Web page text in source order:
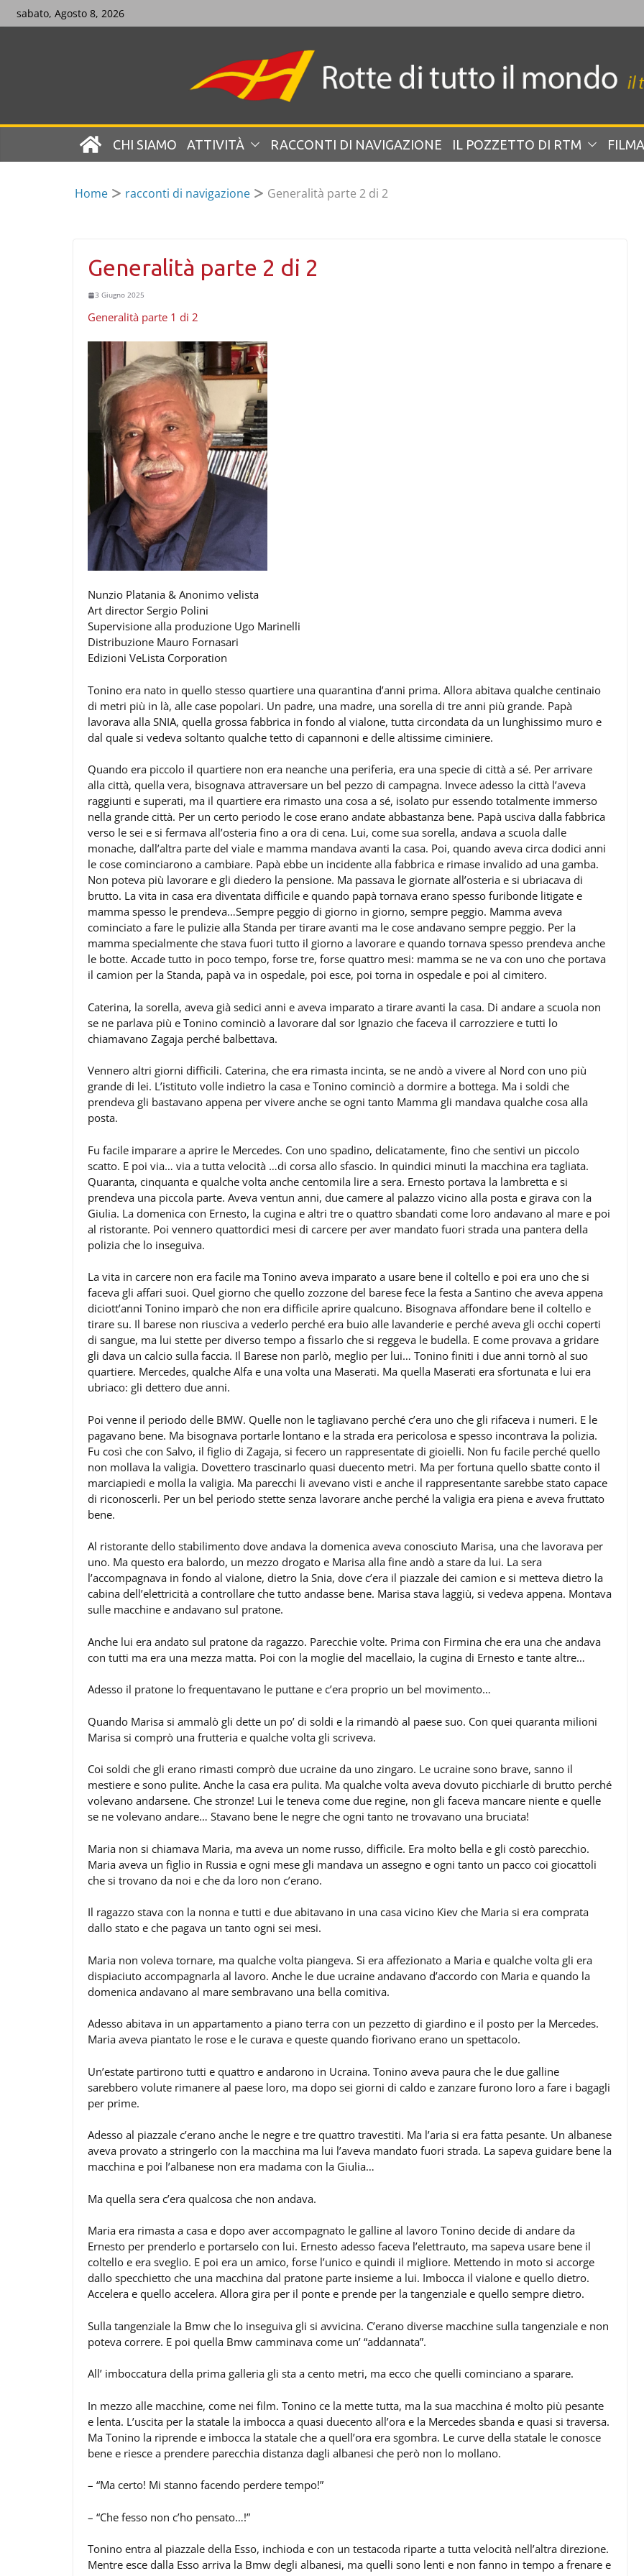
to
sabato, Agosto 8, 2026
CHI SIAMO ATTIVITÀ RACCONTI DI NAVIGAZIONE IL POZZETTO DI RTM
Home racconti di navigazione Generalità parte 2 di 2
Generalità parte 2 di 2
3 Giugno 2025
Generalità parte 1 di 2
Nunzio Platania & Anonimo velista
Art director Sergio Polini
Supervisione alla produzione Ugo Marinelli
Distribuzione Mauro Fornasari
Edizioni VeLista Corporation
Tonino era nato in quello stesso quartiere una quarantina d’anni prima. Allora abitava qualche centinaio
di metri più in là, alle case popolari. Un padre, una madre, una sorella di tre anni più grande. Papà
lavorava alla SNIA, quella grossa fabbrica in fondo al vialone, tutta circondata da un lunghissimo muro e
dal quale si vedeva soltanto qualche tetto di capannoni e delle altissime ciminiere.
Quando era piccolo il quartiere non era neanche una periferia, era una specie di città a sé. Per arrivare
alla città, quella vera, bisognava attraversare un bel pezzo di campagna. Invece adesso la città l’aveva
raggiunti e superati, ma il quartiere era rimasto una cosa a sé, isolato pur essendo totalmente immerso
nella grande città. Per un certo periodo le cose erano andate abbastanza bene. Papà usciva dalla fabbrica
verso le sei e si fermava all’osteria fino a ora di cena. Lui, come sua sorella, andava a scuola dalle
monache, dall’altra parte del viale e mamma mandava avanti la casa. Poi, quando aveva circa dodici anni
le cose cominciarono a cambiare. Papà ebbe un incidente alla fabbrica e rimase invalido ad una gamba.
Non poteva più lavorare e gli diedero la pensione. Ma passava le giornate all’osteria e si ubriacava di
brutto. La vita in casa era diventata difficile e quando papà tornava erano spesso furibonde litigate e
mamma spesso le prendeva…Sempre peggio di giorno in giorno, sempre peggio. Mamma aveva
cominciato a fare le pulizie alla Standa per tirare avanti ma le cose andavano sempre peggio. Per la
mamma specialmente che stava fuori tutto il giorno a lavorare e quando tornava spesso prendeva anche
le botte. Accade tutto in poco tempo, forse tre, forse quattro mesi: mamma se ne va con uno che portava
il camion per la Standa, papà va in ospedale, poi esce, poi torna in ospedale e poi al cimitero.
Caterina, la sorella, aveva già sedici anni e aveva imparato a tirare avanti la casa. Di andare a scuola non
se ne parlava più e Tonino cominciò a lavorare dal sor Ignazio che faceva il carrozziere e tutti lo
chiamavano Zagaja perché balbettava.
Vennero altri giorni difficili. Caterina, che era rimasta incinta, se ne andò a vivere al Nord con uno più
grande di lei. L’istituto volle indietro la casa e Tonino cominciò a dormire a bottega. Ma i soldi che
prendeva gli bastavano appena per vivere anche se ogni tanto Mamma gli mandava qualche cosa alla
posta.
Fu facile imparare a aprire le Mercedes. Con uno spadino, delicatamente, fino che sentivi un piccolo
scatto. E poi via… via a tutta velocità …di corsa allo sfascio. In quindici minuti la macchina era tagliata.
Quaranta, cinquanta e qualche volta anche centomila lire a sera. Ernesto portava la lambretta e si
prendeva una piccola parte. Aveva ventun anni, due camere al palazzo vicino alla posta e girava con la
Giulia. La domenica con Ernesto, la cugina e altri tre o quattro sbandati come loro andavano al mare e poi
al ristorante. Poi vennero quattordici mesi di carcere per aver mandato fuori strada una pantera della
polizia che lo inseguiva.
La vita in carcere non era facile ma Tonino aveva imparato a usare bene il coltello e poi era uno che si
faceva gli affari suoi. Quel giorno che quello zozzone del barese fece la festa a Santino che aveva appena
diciott’anni Tonino imparò che non era difficile aprire qualcuno. Bisognava affondare bene il coltello e
tirare su. Il barese non riusciva a vederlo perché era buio alle lavanderie e perché aveva gli occhi coperti
di sangue, ma lui stette per diverso tempo a fissarlo che si reggeva le budella. E come provava a gridare
gli dava un calcio sulla faccia. Il Barese non parlò, meglio per lui… Tonino finiti i due anni tornò al suo
quartiere. Mercedes, qualche Alfa e una volta una Maserati. Ma quella Maserati era sfortunata e lui era
ubriaco: gli dettero due anni.
Poi venne il periodo delle BMW. Quelle non le tagliavano perché c’era uno che gli rifaceva i numeri. E le
pagavano bene. Ma bisognava portarle lontano e la strada era pericolosa e spesso incontrava la polizia.
Fu così che con Salvo, il figlio di Zagaja, si fecero un rappresentate di gioielli. Non fu facile perché quello
non mollava la valigia. Dovettero trascinarlo quasi duecento metri. Ma per fortuna quello sbatte conto il
marciapiedi e molla la valigia. Ma parecchi li avevano visti e anche il rappresentante sarebbe stato capace
di riconoscerli. Per un bel periodo stette senza lavorare anche perché la valigia era piena e aveva fruttato
bene.
Al ristorante dello stabilimento dove andava la domenica aveva conosciuto Marisa, una che lavorava per
uno. Ma questo era balordo, un mezzo drogato e Marisa alla fine andò a stare da lui. La sera
l’accompagnava in fondo al vialone, dietro la Snia, dove c’era il piazzale dei camion e si metteva dietro la
cabina dell’elettricità a controllare che tutto andasse bene. Marisa stava laggiù, si vedeva appena. Montava
sulle macchine e andavano sul pratone.
Anche lui era andato sul pratone da ragazzo. Parecchie volte. Prima con Firmina che era una che andava
con tutti ma era una mezza matta. Poi con la moglie del macellaio, la cugina di Ernesto e tante altre…
Adesso il pratone lo frequentavano le puttane e c’era proprio un bel movimento…
Quando Marisa si ammalò gli dette un po’ di soldi e la rimandò al paese suo. Con quei quaranta milioni
Marisa si comprò una frutteria e qualche volta gli scriveva.
Coi soldi che gli erano rimasti comprò due ucraine da uno zingaro. Le ucraine sono brave, sanno il
mestiere e sono pulite. Anche la casa era pulita. Ma qualche volta aveva dovuto picchiarle di brutto perché
volevano andarsene. Che stronze! Lui le teneva come due regine, non gli faceva mancare niente e quelle
se ne volevano andare… Stavano bene le negre che ogni tanto ne trovavano una bruciata!
Maria non si chiamava Maria, ma aveva un nome russo, difficile. Era molto bella e gli costò parecchio.
Maria aveva un figlio in Russia e ogni mese gli mandava un assegno e ogni tanto un pacco coi giocattoli
che si trovano da noi e che da loro non c’erano.
Il ragazzo stava con la nonna e tutti e due abitavano in una casa vicino Kiev che Maria si era comprata
dallo stato e che pagava un tanto ogni sei mesi.
Maria non voleva tornare, ma qualche volta piangeva. Si era affezionato a Maria e qualche volta gli era
dispiaciuto accompagnarla al lavoro. Anche le due ucraine andavano d’accordo con Maria e quando la
domenica andavano al mare sembravano una bella comitiva.
Adesso abitava in un appartamento a piano terra con un pezzetto di giardino e il posto per la Mercedes.
Maria aveva piantato le rose e le curava e queste quando fiorivano erano un spettacolo.
Un’estate partirono tutti e quattro e andarono in Ucraina. Tonino aveva paura che le due galline
sarebbero volute rimanere al paese loro, ma dopo sei giorni di caldo e zanzare furono loro a fare i bagagli
per prime.
Adesso al piazzale c’erano anche le negre e tre quattro travestiti. Ma l’aria si era fatta pesante. Un albanese
aveva provato a stringerlo con la macchina ma lui l’aveva mandato fuori strada. La sapeva guidare bene la
macchina e poi l’albanese non era madama con la Giulia…
Ma quella sera c’era qualcosa che non andava.
Maria era rimasta a casa e dopo aver accompagnato le galline al lavoro Tonino decide di andare da
Ernesto per prenderlo e portarselo con lui. Ernesto adesso faceva l’elettrauto, ma sapeva usare bene il
coltello e era sveglio. E poi era un amico, forse l’unico e quindi il migliore. Mettendo in moto si accorge
dallo specchietto che una macchina dal pratone parte insieme a lui. Imbocca il vialone e quello dietro.
Accelera e quello accelera. Allora gira per il ponte e prende per la tangenziale e quello sempre dietro.
Sulla tangenziale la Bmw che lo inseguiva gli si avvicina. C’erano diverse macchine sulla tangenziale e non
poteva correre. E poi quella Bmw camminava come un’ “addannata”.
All’ imboccatura della prima galleria gli sta a cento metri, ma ecco che quelli cominciano a sparare.
In mezzo alle macchine, come nei film. Tonino ce la mette tutta, ma la sua macchina é molto più pesante
e lenta. L’uscita per la statale la imbocca a quasi duecento all’ora e la Mercedes sbanda e quasi si traversa.
Ma Tonino la riprende e imbocca la statale che a quell’ora era sgombra. Le curve della statale le conosce
bene e riesce a prendere parecchia distanza dagli albanesi che però non lo mollano.
– “Ma certo! Mi stanno facendo perdere tempo!”
– “Che fesso non c’ho pensato…!”
Tonino entra al piazzale della Esso, inchioda e con un testacoda riparte a tutta velocità nell’altra direzione.
Mentre esce dalla Esso arriva la Bmw degli albanesi, ma quelli sono lenti e non fanno in tempo a frenare e